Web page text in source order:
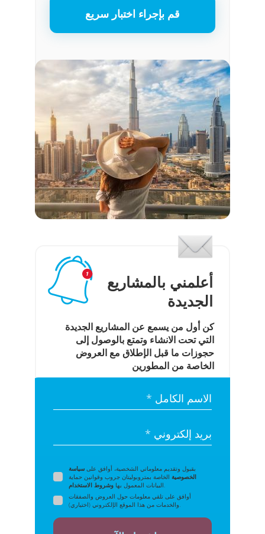
الاسم الكامل *
بريد إلكتروني *
بقبول وتقديم معلوماتي الشخصية، أوافق على سياسة
الخصوصيةالخاصة بمتروبوليتان جروب وقوانين حماية
البيانات المعمول بها وشروط الاستخدام
.
أوافق على تلقي معلومات حول العروض والصفقات
والخدمات من هذا الموقع الإلكتروني (اختياري).
أعلمني بالمشاريع
الجديدة
كن أول من يسمع عن المشاريع الجديدة
التي تحت الانشاء وتمتع بالوصول إلى
حجوزات ما قبل الإطلاق مع العروض
الخاصة من المطورين
قم بإجراء اختبار سريع